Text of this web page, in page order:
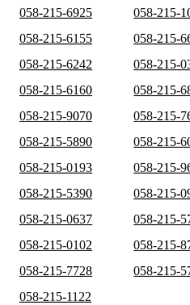
058-215-6925 058-215-
058-215-6155
058-215-
058-215-6242
058-215-
058-215-6160
058-215-
058-215-9070
058-215-
058-215-5890
058-215-
058-215-0193
058-215-
058-215-5390
058-215-
058-215-0637
058-215-
058-215-0102
058-215-
058-215-7728
058-215-
058-215-1122